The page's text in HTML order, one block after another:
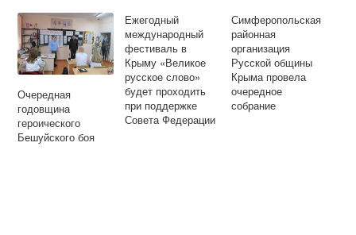
Очередная
годовщина
героического
Бешуйского боя
Ежегодный
международный
фестиваль в
Крыму «Великое
русское слово»
будет проходить
при поддержке
Совета Федерации
Симферопольская
районная
организация
Русской общины
Крыма провела
очередное
собрание